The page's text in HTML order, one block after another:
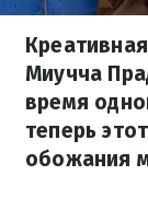
Миучча
время
теперь
обожания